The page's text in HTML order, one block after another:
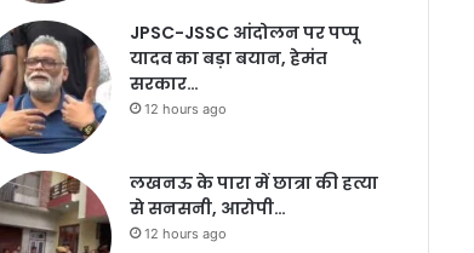
JPSC-JSSC आंदोलन पर पप्पू
यादव का बड़ा बयान, हेमंत
सरकार…
12 hours ago
लखनऊ के पारा में छात्रा की हत्या
से सनसनी, आरोपी…
12 hours ago